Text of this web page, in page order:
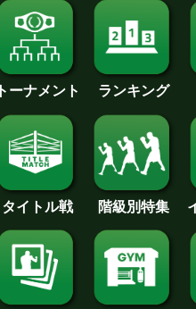
トーナメント ランキング
タイトル戦 階級別特集